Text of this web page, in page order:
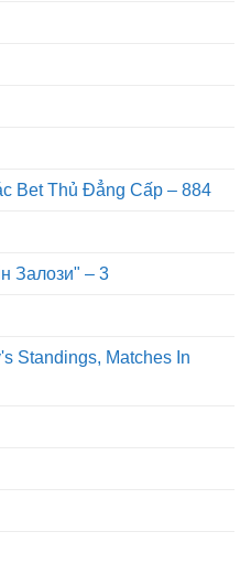
Bet Thủ Đẳng Cấp – 884
Залози" – 3
Standings, Matches In